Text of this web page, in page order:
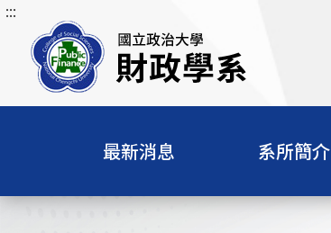
跳
內
:::
最新消息 系所簡介